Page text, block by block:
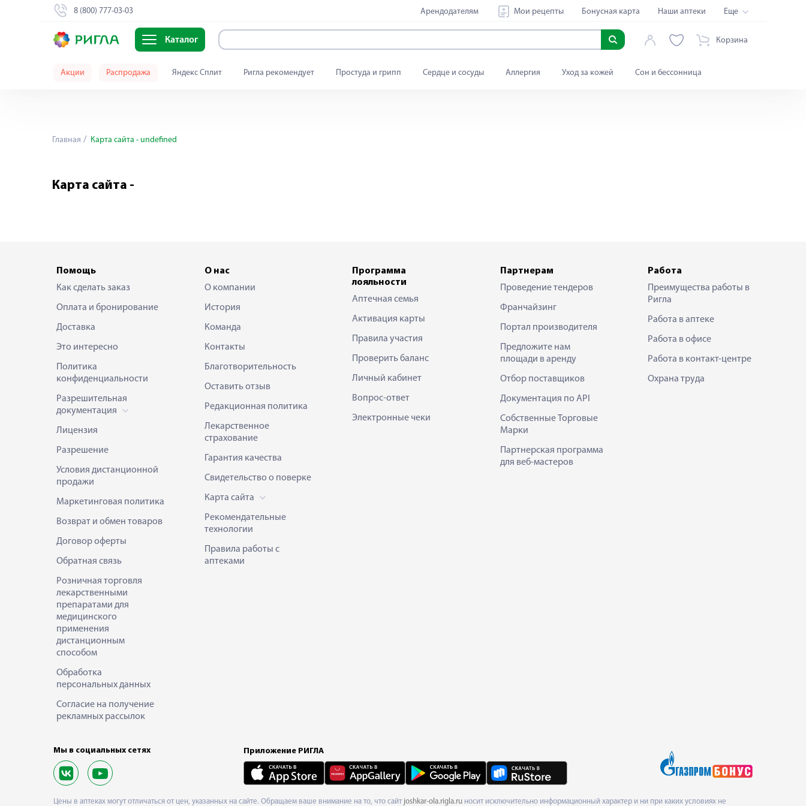
8 (800) 777-03-03 Арендодателям Мои рецепты Бонусная карта Наши аптеки Еще
Каталог Корзина
Акции Распродажа Яндекс Сплит Ригла рекомендует Простуда и грипп Сердце и сосуды Аллергия Уход за кожей Сон и бессонница
Главная Карта сайта - undefined
Карта сайта -
Помощь
Как сделать заказ
Оплата и бронирование
Доставка
Это интересно
Политика
конфиденциальности
Разрешительная
документация
Лицензия
Разрешение
Условия дистанционной
продажи
Маркетинговая политика
Возврат и обмен товаров
Договор оферты
Обратная связь
Розничная торговля
лекарственными
препаратами для
медицинского
применения
дистанционным
способом
Обработка
персональных данных
Согласие на получение
рекламных рассылок
О нас
О компании
История
Команда
Контакты
Благотворительность
Оставить отзыв
Редакционная политика
Лекарственное
страхование
Гарантия качества
Свидетельство о поверке
Карта сайта
Рекомендательные
технологии
Правила работы с
аптеками
Программа
лояльности
Аптечная семья
Активация карты
Правила участия
Проверить баланс
Личный кабинет
Вопрос-ответ
Электронные чеки
Партнерам
Проведение тендеров
Франчайзинг
Портал производителя
Предложите нам
площади в аренду
Отбор поставщиков
Документация по API
Собственные Торговые
Марки
Партнерская программа
для веб-мастеров
Работа
Преимущества работы в
Ригла
Работа в аптеке
Работа в офисе
Работа в контакт-центре
Охрана труда
Мы в социальных сетях Приложение РИГЛА
Цены в аптеках могут отличаться от цен, указанных на сайте. Обращаем ваше внимание на то, что сайт joshkar-ola.rigla.ru носит исключительно информационный характер и ни при каких условиях не